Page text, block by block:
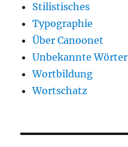
Stilistisches
Typographie
Über Canoonet
Unbekannte Wörter
Wortbildung
Wortschatz